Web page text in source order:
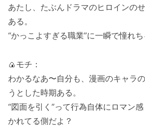
あたし、たぶんドラマのヒロインの
ある。
“かっこよすぎる職業”に一瞬で憧れ
🍙モチ：
わかるなあ〜自分も、漫画のキャラ
うとした時期ある。
“図面を引く”って行為自体にロマン
かれてる側だよ？